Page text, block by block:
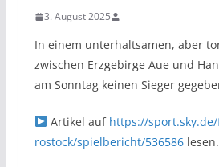
3. August 2025
In einem unterhaltsamen, aber
zwischen Erzgebirge Aue und
am Sonntag keinen Sieger
Artikel auf https://
rostock/spielbericht/536586lesen.